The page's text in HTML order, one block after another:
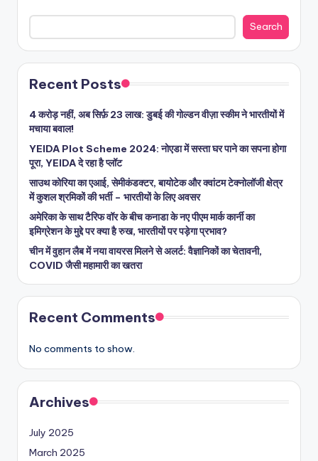
Search
Recent Posts
4 करोड़ नहीं, अब सिर्फ़ 23 लाख: डुबई की गोल्डन वीज़ा स्कीम ने भारतीयों में
मचाया बवाल!
YEIDA Plot Scheme 2024: नोएडा में सस्ता घर पाने का सपना होगा
पूरा, YEIDA दे रहा है प्लॉट
साउथ कोरिया का एआई, सेमीकंडक्टर, बायोटेक और क्वांटम टेक्नोलॉजी क्षेत्र
में कुशल श्रमिकों की भर्ती – भारतीयों के लिए अवसर
अमेरिका के साथ टैरिफ वॉर के बीच कनाडा के नए पीएम मार्क कार्नी का
इमिग्रेशन के मुद्दे पर क्या है रुख, भारतीयों पर पड़ेगा प्रभाव?
चीन में वुहान लैब में नया वायरस मिलने से अलर्ट: वैज्ञानिकों का चेतावनी,
COVID जैसी महामारी का खतरा
Recent Comments
No comments to show.
Archives
July 2025
March 2025